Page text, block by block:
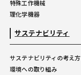
特殊工作機械
理化学機器
サステナビリティ
サステナビリティの考え方
環境への取り組み